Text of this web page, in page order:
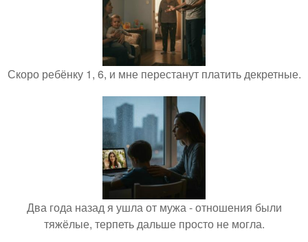
Скоро ребёнку 1, 6, и мне перестанут платить декретные.
Два года назад я ушла от мужа - отношения были
тяжёлые, терпеть дальше просто не могла.